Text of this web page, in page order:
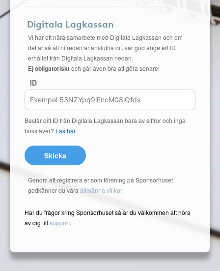
Digitala Lagkassan
Vi har ett nära samarbete med Digitala Lagkassan och om
det är så att ni redan är anslutna dit, var god ange ert ID
erhållet från Digitala Lagkassan nedan.
Ej obligatorisktoch går även bra att göra senare!
ID
Består ditt ID från Digitala Lagkassan bara av siffror och inga
bokstäver? Läs här
Skicka
Genom att registrera er som förening på Sponsorhuset
godkänner du våra allmänna villkor
Har du frågor kring Sponsorhuset så är du välkommen att höra
av dig till support.